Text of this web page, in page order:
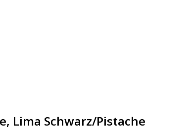
Lima Schwarz/Pistache